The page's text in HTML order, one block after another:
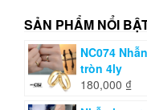
SẢN PHẨM NỔI
NC074
tròn 4ly
180,000 ₫